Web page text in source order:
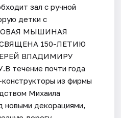
зал с ручной
детки с
МЫШИНАЯ
150-ЛЕТИЮ
ВЛАДИМИРУ
почти года
из фирмы
Михаила
новыми декорациями,